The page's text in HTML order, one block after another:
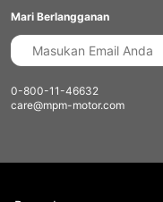
Mari Berlangganan
0-800-11-46632
care@mpm-motor.com